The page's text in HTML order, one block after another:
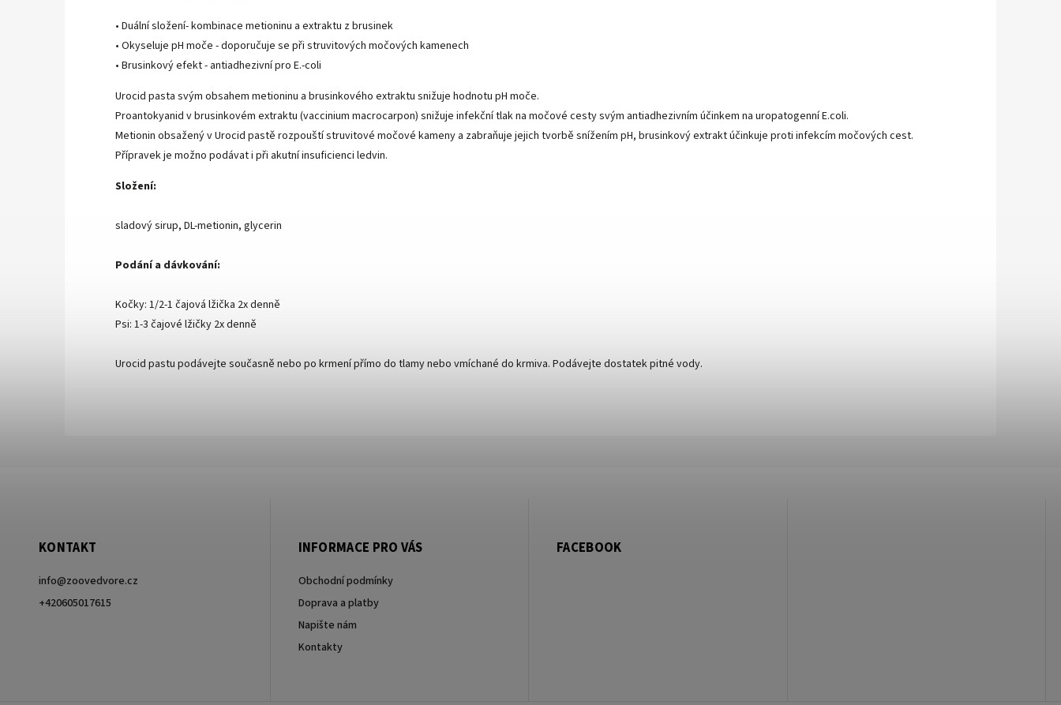
• Duální složení- kombinace metioninu a extraktu z brusinek
• Okyseluje pH moče - doporučuje se při struvitových močových kamenech
• Brusinkový efekt - antiadhezivní pro E.-coli
Urocid pasta svým obsahem metioninu a brusinkového extraktu snižuje hodnotu pH moče.
Proantokyanid v brusinkovém extraktu (vaccinium macrocarpon) snižuje infekční tlak na močové cesty svým antiadhezivním účinkem na uropatogenní E.coli.
Metionin obsažený v Urocid pastě rozpouští struvitové močové kameny a zabraňuje jejich tvorbě snížením pH, brusinkový extrakt účinkuje proti infekcím močových cest.
Přípravek je možno podávat i při akutní insuficienci ledvin.
Složení:
sladový sirup, DL-metionin, glycerin
Podání a dávkování:
Kočky: 1/2-1 čajová lžička 2x denně
Psi: 1-3 čajové lžičky 2x denně
Urocid pastu podávejte současně nebo po krmení přímo do tlamy nebo vmíchané do krmiva. Podávejte dostatek pitné vody.
KONTAKT
info@zoovedvore.cz
+420605017615
INFORMACE PRO VÁS
Obchodní podmínky
Doprava a platby
Napište nám
Kontakty
FACEBOOK